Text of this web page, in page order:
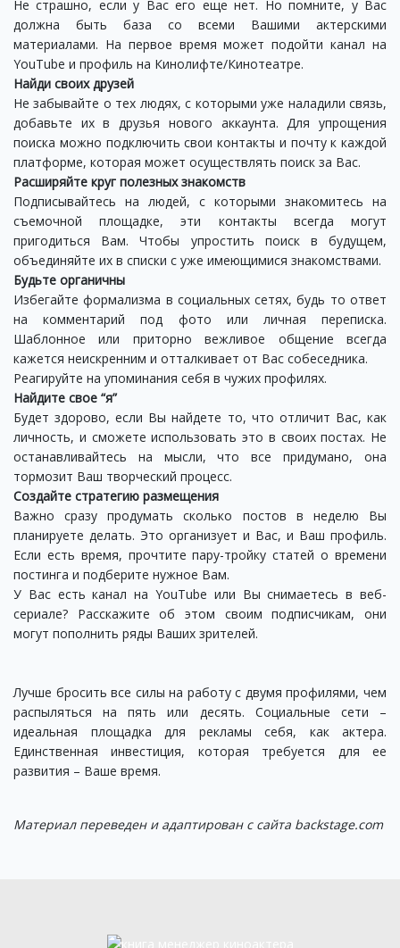
Не страшно, если у Вас его еще нет. Но помните, у Вас
должна быть база со всеми Вашими актерскими
материалами. На первое время может подойти канал на
YouTube и профиль на Кинолифте/Кинотеатре.
Найди своих друзей
Не забывайте о тех людях, с которыми уже наладили связь,
добавьте их в друзья нового аккаунта. Для упрощения
поиска можно подключить свои контакты и почту к каждой
платформе, которая может осуществлять поиск за Вас.
Расширяйте круг полезных знакомств
Подписывайтесь на людей, с которыми знакомитесь на
съемочной площадке, эти контакты всегда могут
пригодиться Вам. Чтобы упростить поиск в будущем,
объединяйте их в списки с уже имеющимися знакомствами.
Будьте органичны
Избегайте формализма в социальных сетях, будь то ответ
на комментарий под фото или личная переписка.
Шаблонное или приторно вежливое общение всегда
кажется неискренним и отталкивает от Вас собеседника.
Реагируйте на упоминания себя в чужих профилях.
Найдите свое “я”
Будет здорово, если Вы найдете то, что отличит Вас, как
личность, и сможете использовать это в своих постах. Не
останавливайтесь на мысли, что все придумано, она
тормозит Ваш творческий процесс.
Создайте стратегию размещения
Важно сразу продумать сколько постов в неделю Вы
планируете делать. Это организует и Вас, и Ваш профиль.
Если есть время, прочтите пару-тройку статей о времени
постинга и подберите нужное Вам.
У Вас есть канал на YouTube или Вы снимаетесь в веб-
сериале? Расскажите об этом своим подписчикам, они
могут пополнить ряды Ваших зрителей.
Лучше бросить все силы на работу с двумя профилями, чем
распыляться на пять или десять. Социальные сети –
идеальная площадка для рекламы себя, как актера.
Единственная инвестиция, которая требуется для ее
развития – Ваше время.
Материал переведен и адаптирован с сайта backstage.com